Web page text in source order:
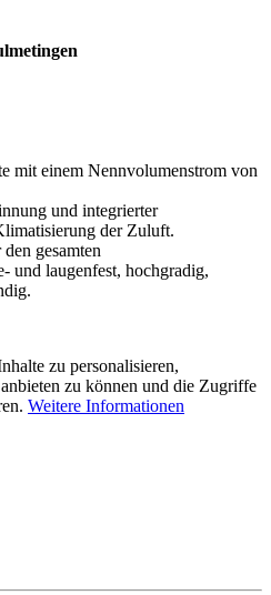
mit einem Nennvolumenstrom von
und integrierter
der Zuluft.
gesamten
und laugenfest, hochgradig,
zu personalisieren,
zu können und die Zugriffe
Weitere Informationen